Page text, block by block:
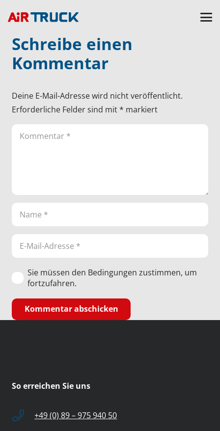
Schreibe einen
Kommentar
Deine E-Mail-Adresse wird nicht veröffentlicht.
Erforderliche Felder sind mit* markiert
Sie müssen den Bedingungen zustimmen, um
fortzufahren.
Kommentar abschicken
So erreichen Sie uns
+49 (0) 89 – 975 940 50